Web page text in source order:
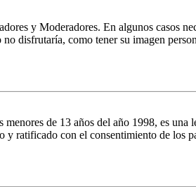
y Moderadores. En algunos casos
disfrutaría, como tener su imagen
de 13 años del año 1998, es
y ratificado con el consentimiento de